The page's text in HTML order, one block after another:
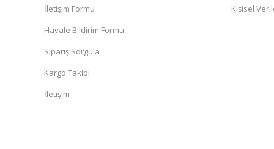
İletişim Formu
Havale Bildirim Formu
Sipariş Sorgula
Kargo Takibi
İletişim
Kişisel